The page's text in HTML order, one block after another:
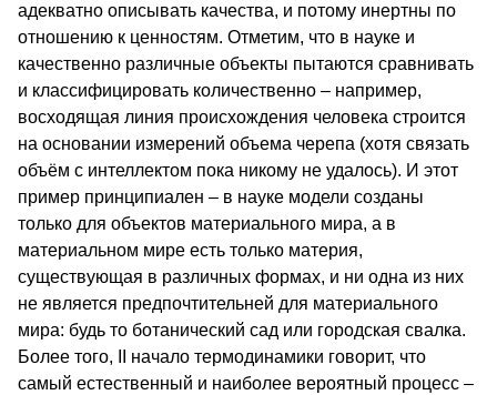
адекватно описывать качества, и потому инертны по
отношению к ценностям. Отметим, что в науке и
качественно различные объекты пытаются сравнивать
и классифицировать количественно – например,
восходящая линия происхождения человека строится
на основании измерений объема черепа (хотя связать
объём с интеллектом пока никому не удалось). И этот
пример принципиален – в науке модели созданы
только для объектов материального мира, а в
материальном мире есть только материя,
существующая в различных формах, и ни одна из них
не является предпочтительней для материального
мира: будь то ботанический сад или городская свалка.
Более того, II начало термодинамики говорит, что
самый естественный и наиболее вероятный процесс –